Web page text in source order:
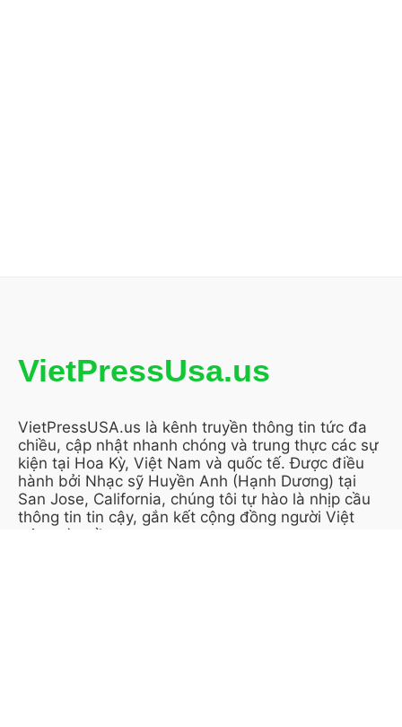
VietPressUsa.us
VietPressUSA.us là kênh truyền thông tin tức đa
chiều, cập nhật nhanh chóng và trung thực các sự
kiện tại Hoa Kỳ, Việt Nam và quốc tế. Được điều
hành bởi Nhạc sỹ Huyền Anh (Hạnh Dương) tại
San Jose, California, chúng tôi tự hào là nhịp cầu
thông tin tin cậy, gắn kết cộng đồng người Việt
trên toàn cầu.